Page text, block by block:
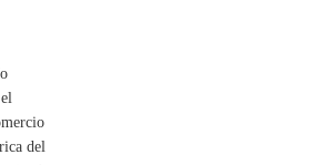
del